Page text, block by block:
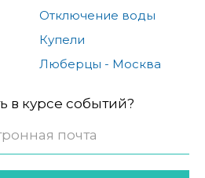
Отключение воды
Купели
Люберцы - Москва
в курсе событий?